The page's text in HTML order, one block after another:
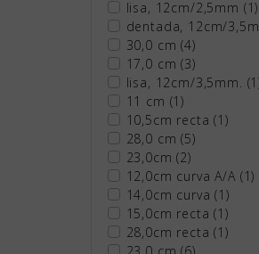
lisa, 12cm/2,5mm (1)
dentada, 12cm/
30,0 cm(4)
17,0 cm(3)
lisa, 12cm/3,5mm.
11 cm (1)
10,5cm recta(1)
28,0 cm(5)
23,0cm(2)
12,0cm curva A/A (1)
14,0cm curva(1)
15,0cm recta(1)
28,0cm recta(1)
23,0 cm(6)